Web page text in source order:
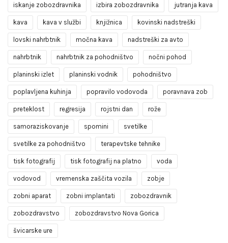
iskanje zobozdravnika izbira zobozdravnika jutranja kava
kava kava v službi knjižnica kovinski nadstreški
lovski nahrbtnik močna kava nadstreški za avto
nahrbtnik nahrbtnik za pohodništvo nočni pohod
planinski izlet planinski vodnik pohodništvo
poplavljena kuhinja popravilo vodovoda poravnava zob
preteklost regresija rojstni dan rože
samoraziskovanje spomini svetilke
svetilke za pohodništvo terapevtske tehnike
tisk fotografij tisk fotografij na platno voda
vodovod vremenska zaščita vozila zobje
zobni aparat zobni implantati zobozdravnik
zobozdravstvo zobozdravstvo Nova Gorica
švicarske ure